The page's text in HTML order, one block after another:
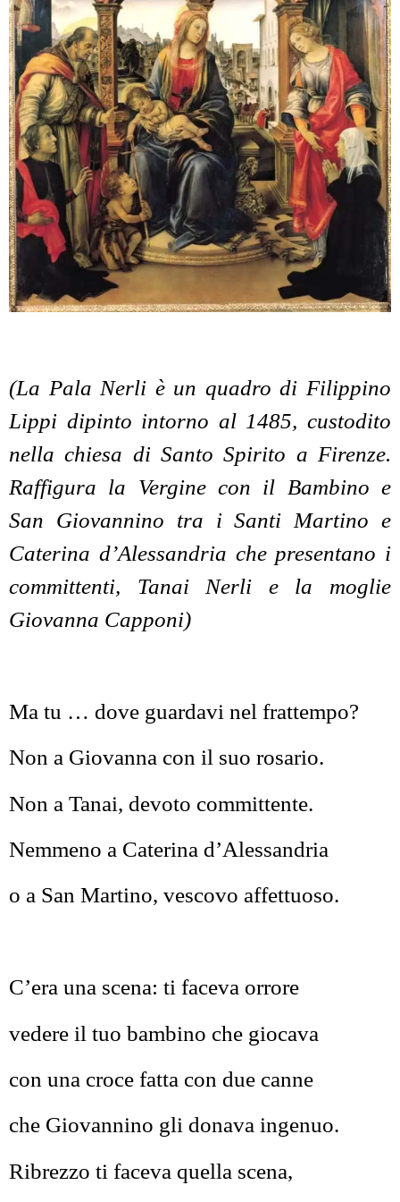
(La Pala Nerli è un quadro di Filippino
Lippi dipinto intorno al 1485, custodito
nella chiesa di Santo Spirito a Firenze.
Raffigura la Vergine con il Bambino e
San Giovannino tra i Santi Martino e
Caterina d’Alessandria che presentano i
committenti, Tanai Nerli e la moglie
Giovanna Capponi)
Ma tu … dove guardavi nel frattempo?
Non a Giovanna con il suo rosario.
Non a Tanai, devoto committente.
Nemmeno a Caterina d’Alessandria
o a San Martino, vescovo affettuoso.
C’era una scena: ti faceva orrore
vedere il tuo bambino che giocava
con una croce fatta con due canne
che Giovannino gli donava ingenuo.
Ribrezzo ti faceva quella scena,